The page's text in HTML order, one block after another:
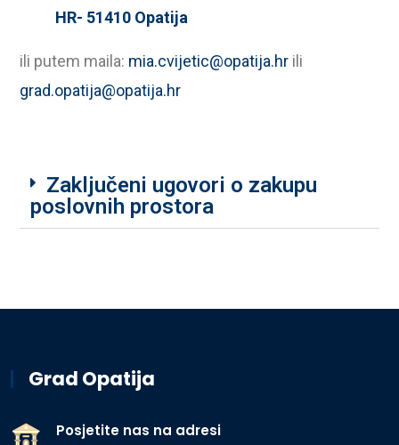
HR- 51410 Opatija
ili putem maila: mia.cvijetic@opatija.hr ili
grad.opatija@opatija.hr
Zaključeni ugovori o zakupu
poslovnih prostora
Grad Opatija
Posjetite nas na adresi